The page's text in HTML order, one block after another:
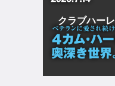
クラブハー